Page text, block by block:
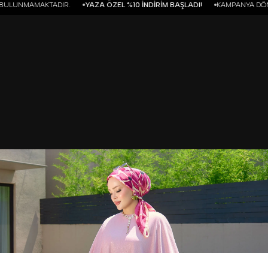
YAZA ÖZEL %10 İNDİRİM BAŞLADI! KAMPANYA DÖNEMİN KARGO